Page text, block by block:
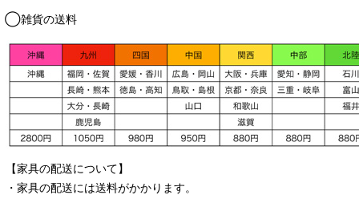
◯雑貨の送料
【家具の配送について】
・家具の配送には送料がかかります。